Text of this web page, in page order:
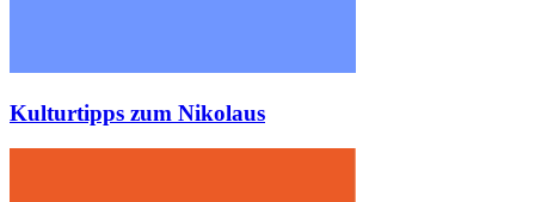
Kulturtipps zum Nikolaus